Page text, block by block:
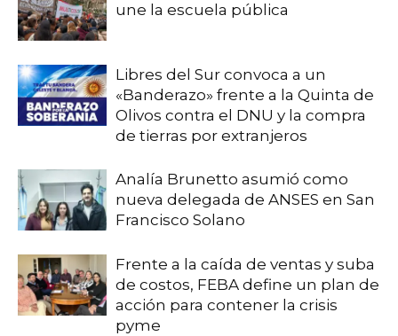
une la escuela pública
Libres del Sur convoca a un
«Banderazo» frente a la Quinta de
Olivos contra el DNU y la compra
de tierras por extranjeros
Analía Brunetto asumió como
nueva delegada de ANSES en San
Francisco Solano
Frente a la caída de ventas y suba
de costos, FEBA define un plan de
acción para contener la crisis
pyme